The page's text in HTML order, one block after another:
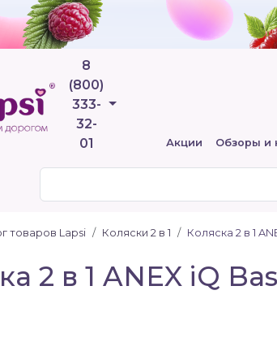
8
(800)
333-
32-
01
Телефоны
Акции Обзоры и
товаров Lapsi Коляски 2 в 1 Коляска 2 в 1
2 в 1 ANEX iQ